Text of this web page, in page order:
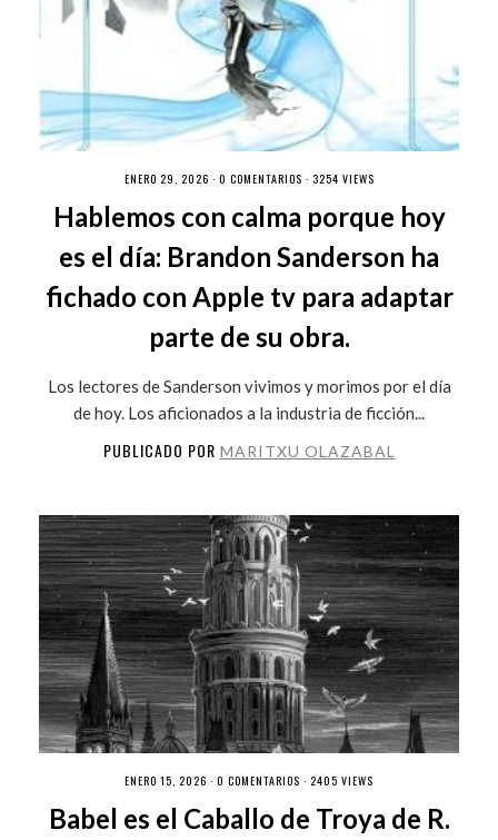
ENERO 29, 2026 · 0 COMENTARIOS · 3254 VIEWS
Hablemos con calma porque hoy
es el día: Brandon Sanderson ha
fichado con Apple tv para adaptar
parte de su obra.
Los lectores de Sanderson vivimos y morimos por el día
de hoy. Los aficionados a la industria de ficción...
PUBLICADO POR MARITXU OLAZABAL
ENERO 15, 2026 · 0 COMENTARIOS · 2405 VIEWS
Babel es el Caballo de Troya de R.